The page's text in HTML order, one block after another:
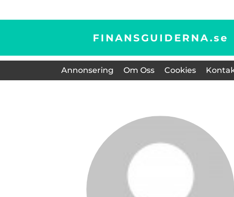
FINANSGUIDERNA.se
Annonsering Om Oss Cookies